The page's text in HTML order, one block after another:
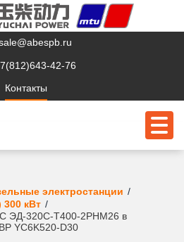
42-76
Контакты
электростанции
300 кВт
ЭД-320С-Т400-2РНМ26 в
YC6K520-D30